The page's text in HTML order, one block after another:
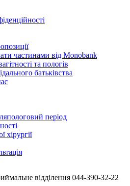
частинами від Monobank
та пологів
батьківства
період
хірургії
відділення 044-390-32-22